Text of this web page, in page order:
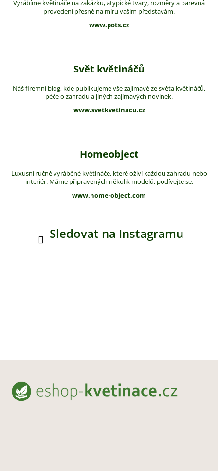
Vyrábíme květináče na zakázku, atypické tvary, rozměry a barevná
provedení přesně na míru vašim představám.
www.pots.cz
Svět květináčů
Náš firemní blog, kde publikujeme vše zajímavé ze světa květináčů,
péče o zahradu a jiných zajímavých novinek.
www.svetkvetinacu.cz
Homeobject
Luxusní ručně vyráběné květináče, které oživí každou zahradu nebo
interiér. Máme připravených několik modelů, podívejte se.
www.home-object.com
Sledovat na Instagramu
Z